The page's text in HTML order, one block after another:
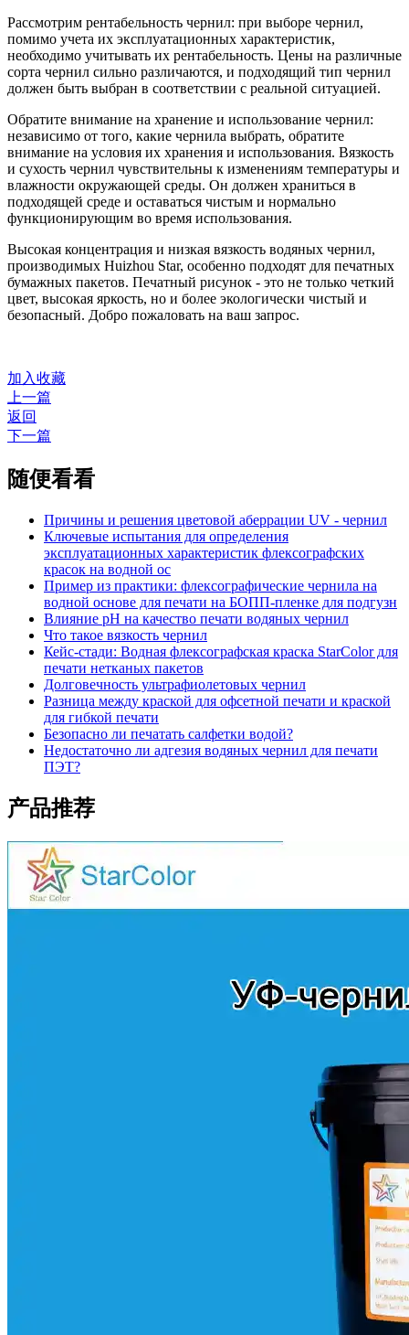
Рассмотрим рентабельность чернил: при выборе чернил,
помимо учета их эксплуатационных характеристик,
необходимо учитывать их рентабельность. Цены на различные
сорта чернил сильно различаются, и подходящий тип чернил
должен быть выбран в соответствии с реальной ситуацией.
Обратите внимание на хранение и использование чернил:
независимо от того, какие чернила выбрать, обратите
внимание на условия их хранения и использования. Вязкость
и сухость чернил чувствительны к изменениям температуры и
влажности окружающей среды. Он должен храниться в
подходящей среде и оставаться чистым и нормально
функционирующим во время использования.
Высокая концентрация и низкая вязкость водяных чернил,
производимых Huizhou Star, особенно подходят для печатных
бумажных пакетов. Печатный рисунок - это не только четкий
цвет, высокая яркость, но и более экологически чистый и
безопасный. Добро пожаловать на ваш запрос.
加入收藏
上一篇
返回
下一篇
随便看看
Причины и решения цветовой аберрации UV - чернил
Ключевые испытания для определения
эксплуатационных характеристик флексографских
красок на водной ос
Пример из практики: флексографические чернила на
водной основе для печати на БОПП-пленке для подгузн
Влияние pH на качество печати водяных чернил
Что такое вязкость чернил
Кейс-стади: Водная флексографская краска StarColor для
печати нетканых пакетов
Долговечность ультрафиолетовых чернил
Разница между краской для офсетной печати и краской
для гибкой печати
Безопасно ли печатать салфетки водой?
Недостаточно ли адгезия водяных чернил для печати
ПЭТ?
产品推荐